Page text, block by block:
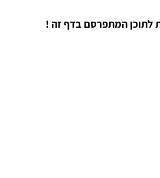
לתוכן המתפרסם בדף זה !